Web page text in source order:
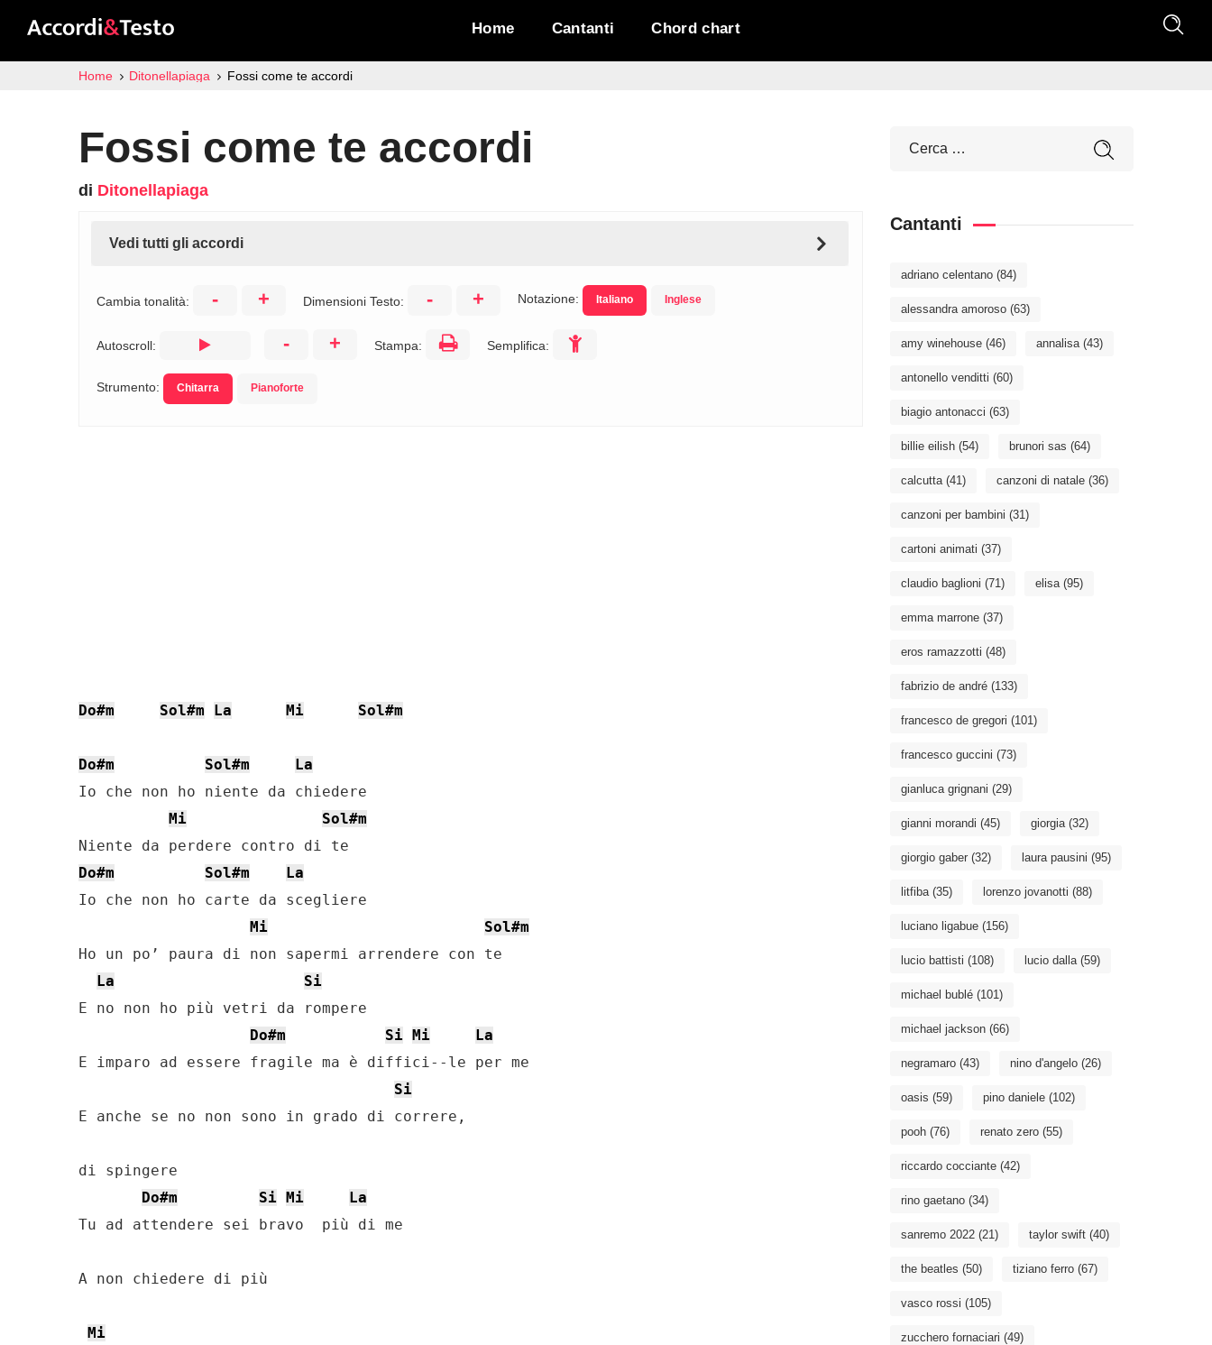
Home Cantanti Chord chart
Home Ditonellapiaga Fossi come te accordi
Fossi come te accordi
di Ditonellapiaga
Vedi tutti gli accordi
Cambia tonalità: - + Dimensioni Testo: - + Notazione: Italiano Inglese
Autoscroll: - + Stampa: Semplifica:
Strumento: Chitarra Pianoforte
Do#m Sol#m La Mi Sol#m
Do#m Sol#m
La
Io che non ho niente da chiedere
Mi
Sol#m
Do#m
Sol#m
La
Io che non ho carte da scegliere
Mi
Sol#m
Ho un po’ paura di non sapermi arrendere con te
La
Si
E no non ho più vetri da rompere
Do#m
Si Mi
La
E imparo ad essere fragile ma è diffici--le per me
Si
E anche se no non sono in grado di correre,
di spingere
Do#m
Si Mi
La
Tu ad attendere sei bravo  più di me
A non chiedere di più
Mi
Cantanti
adriano celentano (84)
alessandra amoroso (63)
amy winehouse (46) annalisa(43)
antonello venditti (60)
biagio antonacci (63)
billie eilish (54) brunori sas (64)
calcutta(41) canzoni di natale (36)
canzoni per bambini (31)
cartoni animati (37)
claudio baglioni (71) elisa(95)
emma marrone (37)
eros ramazzotti (48)
fabrizio de andré (133)
francesco de gregori (101)
francesco guccini (73)
gianluca grignani (29)
gianni morandi (45) giorgia(32)
giorgio gaber (32) laura pausini (95)
litfiba(35) lorenzo jovanotti (88)
luciano ligabue (156)
lucio battisti (108) lucio dalla(59)
michael bublé (101)
michael jackson (66)
negramaro (43) nino d'angelo (26)
oasis (59) pino daniele (102)
pooh (76) renato zero (55)
riccardo cocciante (42)
rino gaetano (34)
sanremo 2022 (21) taylor swift (40)
the beatles (50) tiziano ferro (67)
vasco rossi (105)
zucchero fornaciari (49)